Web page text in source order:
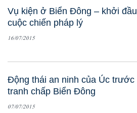
Vụ kiện ở Biển Đông – khởi đầu
cuộc chiến pháp l‎ý
16/07/2015
Động thái an ninh của Úc trước
tranh chấp Biển Đông
07/07/2015